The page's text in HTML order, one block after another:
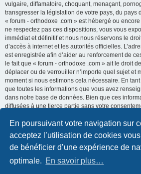
En poursuivant votre navigation sur
acceptez l’utilisation de cookies
de bénéficier d’une expérience de
optimale. En savoir plus…
vulgaire, diffamatoire, choquant, menaçant,
transgresser la législation de votre pays, du pays
« forum - orthodoxe .com » est hébergé ou
ne respectez pas ces dispositions, vous vous
immédiat et définitif et nous nous réservons le
d’accès à internet et les autorités officielles.
est enregistrée afin d’aider au renforcement de
le fait que « forum - orthodoxe .com » ait le droit
déplacer ou de verrouiller n’importe quel sujet et
moment si nous estimons cela nécessaire. En
que toutes les informations que vous avez
dans notre base de données. Bien que ces
diffusées à une tierce partie sans votre
.com », ni phpBB, ne pourront être tenus comme
tentative de piratage informatique visant à